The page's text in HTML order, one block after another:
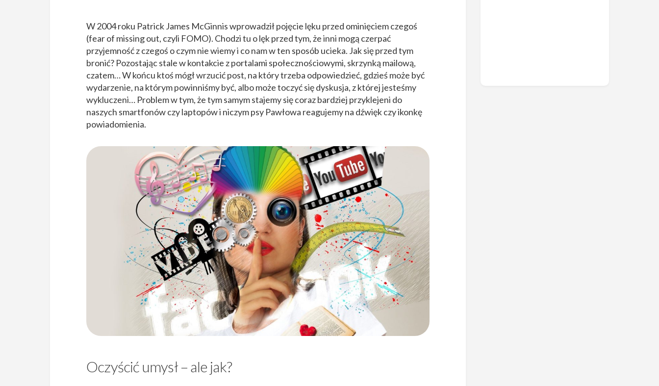
W 2004 roku Patrick James McGinnis wprowadził pojęcie lęku przed ominięciem czegoś
(fear of missing out, czyli FOMO). Chodzi tu o lęk przed tym, że inni mogą czerpać
przyjemność z czegoś o czym nie wiemy i co nam w ten sposób ucieka. Jak się przed tym
bronić? Pozostając stale w kontakcie z portalami społecznościowymi, skrzynką mailową,
czatem… W końcu ktoś mógł wrzucić post, na który trzeba odpowiedzieć, gdzieś może być
wydarzenie, na którym powinniśmy być, albo może toczyć się dyskusja, z której jesteśmy
wykluczeni… Problem w tym, że tym samym stajemy się coraz bardziej przyklejeni do
naszych smartfonów czy laptopów i niczym psy Pawłowa reagujemy na dźwięk czy ikonkę
powiadomienia.
Oczyścić umysł – ale jak?